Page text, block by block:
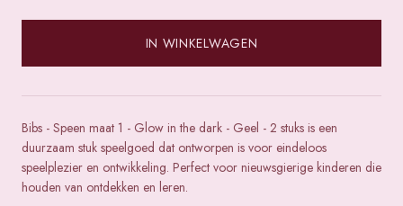
IN WINKELWAGEN
Bibs - Speen maat 1 - Glow in the dark - Geel - 2 stuks is een
duurzaam stuk speelgoed dat ontworpen is voor eindeloos
speelplezier en ontwikkeling. Perfect voor nieuwsgierige kinderen die
houden van ontdekken en leren.